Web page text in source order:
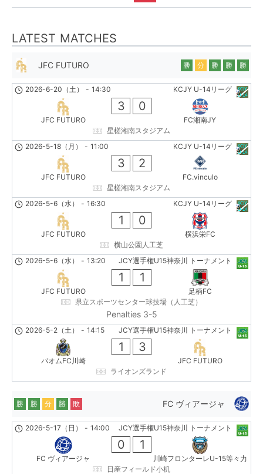
LATEST MATCHES
JFC FUTURO 勝 分 勝 勝 勝
KCJY U-14リーグ
2026-6-20（土） - 14:30
JFC FUTURO
3 0
FC湘南JY
星槎湘南スタジアム
KCJY U-14リーグ
2026-5-18（月） - 11:00
JFC FUTURO
3 2
FC.vinculo
星槎湘南スタジアム
KCJY U-14リーグ
2026-5-6（水） - 16:30
JFC FUTURO
1 0
横浜栄FC
横山公園人工芝
JCY選手権U15神奈川 トーナメント
2026-5-6（水） - 13:20
JFC FUTURO
1 1
足柄FC
県立スポーツセンター球技場（人工芝）
Penalties 3-5
JCY選手権U15神奈川 トーナメント
2026-5-2（土） - 14:15
バオムFC川崎
1 3
JFC FUTURO
ライオンズランド
FC ヴィアージャ
勝 勝 分 勝 敗
JCY選手権U15神奈川 トーナメント
2026-5-17（日） - 14:00
FC ヴィアージャ
0 1
川崎フロンターレU-15等々力
日産フィールド小机